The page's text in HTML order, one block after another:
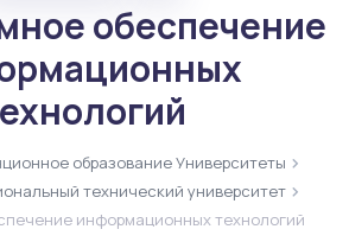
обеспечение
образование Университеты
технический университет
информационных технологий